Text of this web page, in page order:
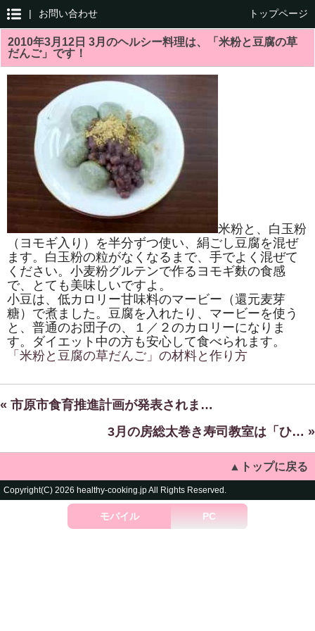
| お問い合わせ トップページ
2010年3月12日 3月のヘルシー料理は、「米粉と豆腐の草
だんご」です！
米粉と、白玉粉
（ヨモギ入り）を半分ずつ使い、絹ごし豆腐を混ぜ
ます。白玉粉の粒がなくなるまで、手でよく混ぜて
ください。小麦粉グルテンで作るヨモギ麩の食感
で、とても美味しいですよ。
小豆は、低カロリー甘味料のマービー（還元麦芽
糖）で煮ました。豆腐を入れたり、マービーを使う
と、普通のお団子の、１／２のカロリーになりま
す。ダイエット中の方も安心して食べられます。
「米粉と豆腐の草だんご」の材料と作り方
« 市原市食育推進計画が発表されま…
3月の房総太巻き寿司教室は「ひ… »
▲トップに戻る
Copyright(C) 2026 healthy-cooking.jp All Rights Reserved.
モバイル PC